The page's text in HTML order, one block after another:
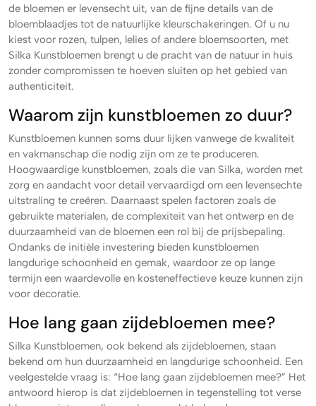
de bloemen er levensecht uit, van de fijne details van de
bloemblaadjes tot de natuurlijke kleurschakeringen. Of u nu
kiest voor rozen, tulpen, lelies of andere bloemsoorten, met
Silka Kunstbloemen brengt u de pracht van de natuur in huis
zonder compromissen te hoeven sluiten op het gebied van
authenticiteit.
Waarom zijn kunstbloemen zo duur?
Kunstbloemen kunnen soms duur lijken vanwege de kwaliteit
en vakmanschap die nodig zijn om ze te produceren.
Hoogwaardige kunstbloemen, zoals die van Silka, worden met
zorg en aandacht voor detail vervaardigd om een levensechte
uitstraling te creëren. Daarnaast spelen factoren zoals de
gebruikte materialen, de complexiteit van het ontwerp en de
duurzaamheid van de bloemen een rol bij de prijsbepaling.
Ondanks de initiële investering bieden kunstbloemen
langdurige schoonheid en gemak, waardoor ze op lange
termijn een waardevolle en kosteneffectieve keuze kunnen zijn
voor decoratie.
Hoe lang gaan zijdebloemen mee?
Silka Kunstbloemen, ook bekend als zijdebloemen, staan
bekend om hun duurzaamheid en langdurige schoonheid. Een
veelgestelde vraag is: “Hoe lang gaan zijdebloemen mee?” Het
antwoord hierop is dat zijdebloemen in tegenstelling tot verse